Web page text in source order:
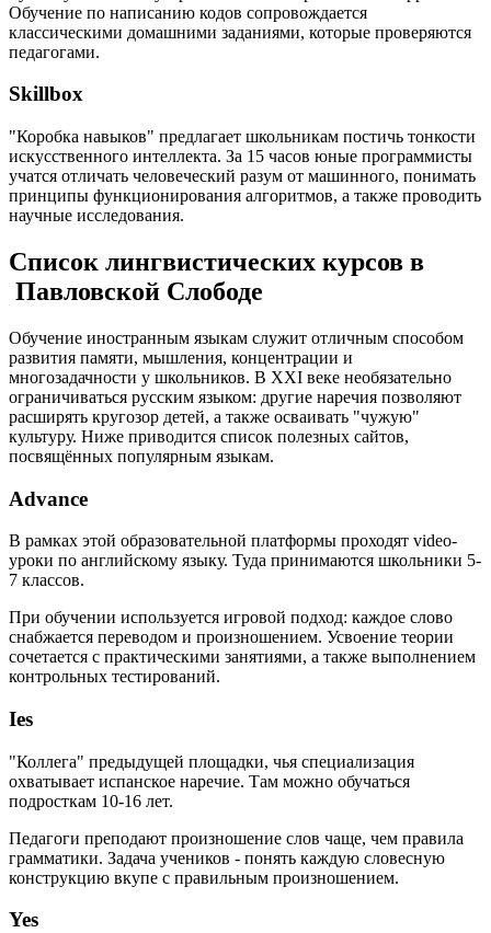
Обучение по написанию кодов сопровождается
классическими домашними заданиями, которые проверяются
педагогами.
Skillbox
"Коробка навыков" предлагает школьникам постичь тонкости
искусственного интеллекта. За 15 часов юные программисты
учатся отличать человеческий разум от машинного, понимать
принципы функционирования алгоритмов, а также проводить
научные исследования.
Список лингвистических курсов в
Павловской Слободе
Обучение иностранным языкам служит отличным способом
развития памяти, мышления, концентрации и
многозадачности у школьников. В XXI веке необязательно
ограничиваться русским языком: другие наречия позволяют
расширять кругозор детей, а также осваивать "чужую"
культуру. Ниже приводится список полезных сайтов,
посвящённых популярным языкам.
Advance
В рамках этой образовательной платформы проходят video-
уроки по английскому языку. Туда принимаются школьники 5-
7 классов.
При обучении используется игровой подход: каждое слово
снабжается переводом и произношением. Усвоение теории
сочетается с практическими занятиями, а также выполнением
контрольных тестирований.
Ies
"Коллега" предыдущей площадки, чья специализация
охватывает испанское наречие. Там можно обучаться
подросткам 10-16 лет.
Педагоги преподают произношение слов чаще, чем правила
грамматики. Задача учеников - понять каждую словесную
конструкцию вкупе с правильным произношением.
Yes